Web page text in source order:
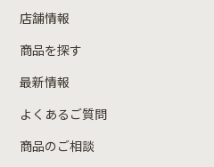
店舗情報
商品を探す
最新情報
よくあるご質問
商品のご相談